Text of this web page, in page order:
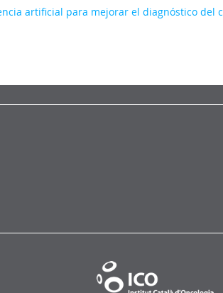
artificial para mejorar el diagnóstico del